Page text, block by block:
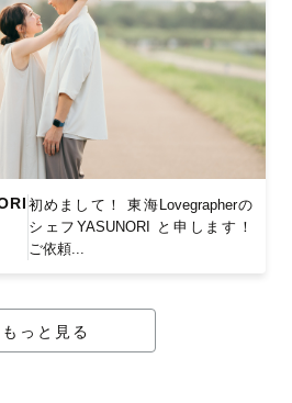
初めまして！ 東海Lovegrapherの
シェフYASUNORI と申します！
ご依頼...
もっと見る